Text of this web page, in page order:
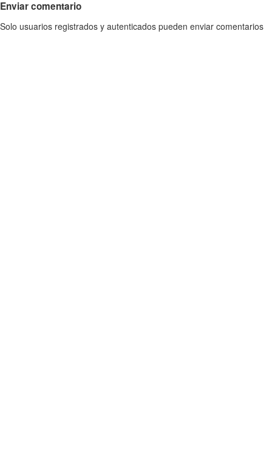
Enviar comentario
Solo usuarios registrados y autenticados pueden enviar comentarios